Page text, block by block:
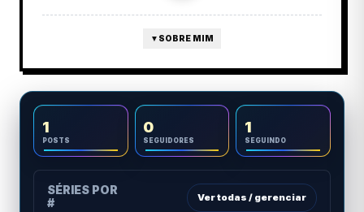
▼ SOBRE MIM
1
POSTS
0
SEGUIDORES
1
SEGUINDO
SÉRIES POR
#
Ver todas / gerenciar